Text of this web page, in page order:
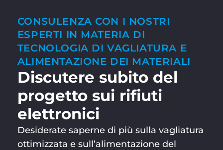
CONSULENZA CON I NOSTRI
ESPERTI IN MATERIA DI
TECNOLOGIA DI VAGLIATURA E
ALIMENTAZIONE DEI MATERIALI
Discutere subito del
progetto sui rifiuti
elettronici
Desiderate saperne di più sulla vagliatura
ottimizzata e sull’alimentazione del